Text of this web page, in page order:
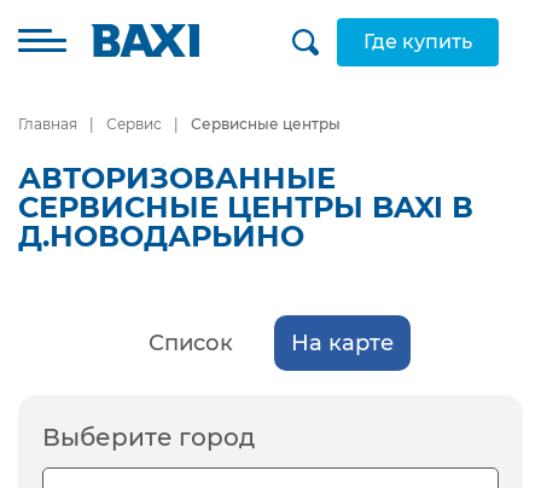
Где купить
Главная Сервис Сервисные центры
АВТОРИЗОВАННЫЕ
СЕРВИСНЫЕ ЦЕНТРЫ BAXI В
Д.НОВОДАРЬИНО
Список На карте
Выберите город